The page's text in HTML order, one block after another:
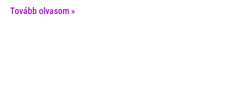
Tovább olvasom »